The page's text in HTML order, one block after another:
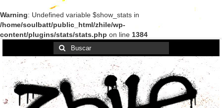
Warning: Undefined variable $show_stats in
/home/soulbatt/public_html/zhile/wp-
content/plugins/stats/stats.php on line 1384
Buscar
por: